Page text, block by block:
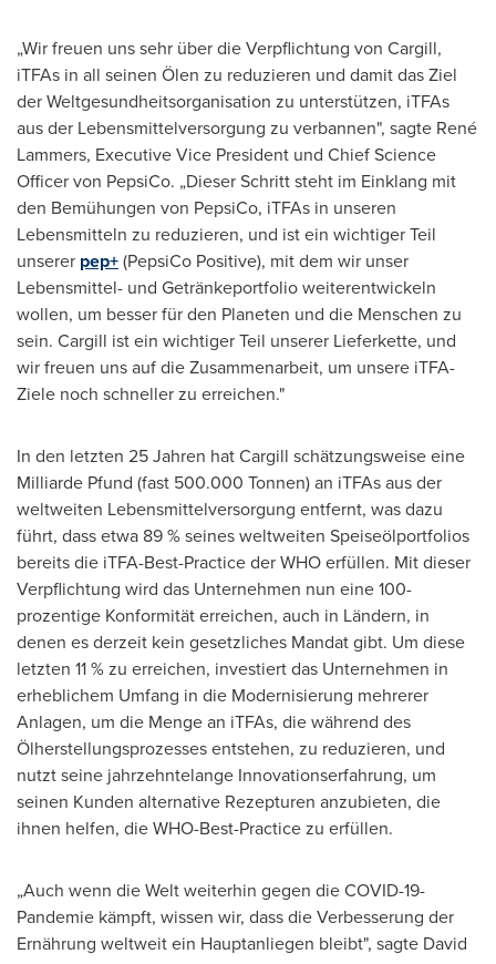
„Wir freuen uns sehr über die Verpflichtung von Cargill,
iTFAs in all seinen Ölen zu reduzieren und damit das Ziel
der Weltgesundheitsorganisation zu unterstützen, iTFAs
aus der Lebensmittelversorgung zu verbannen", sagte René
Lammers, Executive Vice President und Chief Science
Officervon PepsiCo. „Dieser Schritt steht im Einklang mit
den Bemühungen von PepsiCo, iTFAs in unseren
Lebensmitteln zu reduzieren, und ist ein wichtiger Teil
unserer pep+(PepsiCo Positive), mit dem wir unser
Lebensmittel- und Getränkeportfolio weiterentwickeln
wollen, um besser für den Planeten und die Menschen zu
sein. Cargill ist ein wichtiger Teil unserer Lieferkette, und
wir freuen uns auf die Zusammenarbeit, um unsere iTFA-
Ziele noch schneller zu erreichen."
In den letzten 25 Jahren hat Cargill schätzungsweise eine
Milliarde Pfund (fast 500.000 Tonnen) an iTFAs aus der
weltweiten Lebensmittelversorgung entfernt, was dazu
führt, dass etwa 89 % seines weltweiten Speiseölportfolios
bereits die iTFA-Best-Practice der WHO erfüllen. Mit dieser
Verpflichtung wird das Unternehmen nun eine 100-
prozentige Konformität erreichen, auch in Ländern, in
denen es derzeit kein gesetzliches Mandat gibt. Um diese
letzten 11 % zu erreichen, investiert das Unternehmen in
erheblichem Umfang in die Modernisierung mehrerer
Anlagen, um die Menge an iTFAs, die während des
Ölherstellungsprozesses entstehen, zu reduzieren, und
nutzt seine jahrzehntelange Innovationserfahrung, um
seinen Kunden alternative Rezepturen anzubieten, die
ihnen helfen, die WHO-Best-Practice zu erfüllen.
„Auch wenn die Welt weiterhin gegen die COVID-19-
Pandemie kämpft, wissen wir, dass die Verbesserung der
Ernährung weltweit ein Hauptanliegen bleibt", sagte David